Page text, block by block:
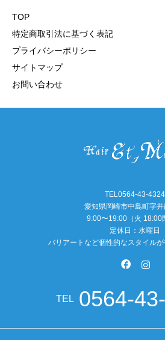
TOP
特定商取引法に基づく表記
プライバシーポリシー
サイトマップ
お問い合わせ
TEL0564-43-4324
愛知県岡崎市中島町字
9:00〜19:00（火 18:00
定休日：水曜日
バリアートなど個性的なスタイル
TEL 0564-